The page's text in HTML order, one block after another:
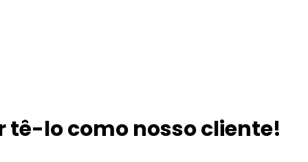
tê-lo como nosso cliente!